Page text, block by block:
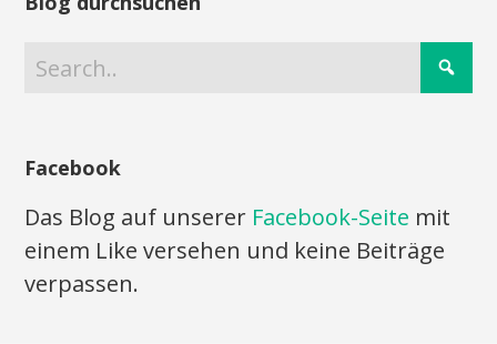
Facebook
Das Blog auf unserer Facebook-Seite mit
einem Like versehen und keine Beiträge
verpassen.